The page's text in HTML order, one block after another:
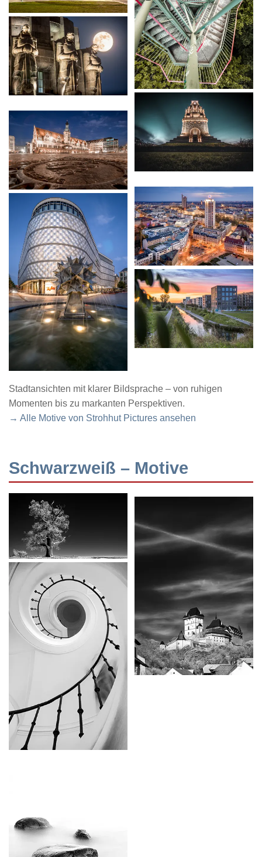
Stadtansichten mit klarer Bildsprache – von ruhigen
Momenten bis zu markanten Perspektiven.
→ Alle Motive von Strohhut Pictures ansehen
Schwarzweiß – Motive